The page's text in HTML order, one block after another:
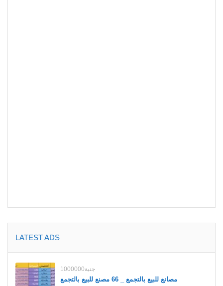
LATEST ADS
1000000جنية
مصانع للبيع بالتجمع _ 66 مصنع للبيع بالتجمع